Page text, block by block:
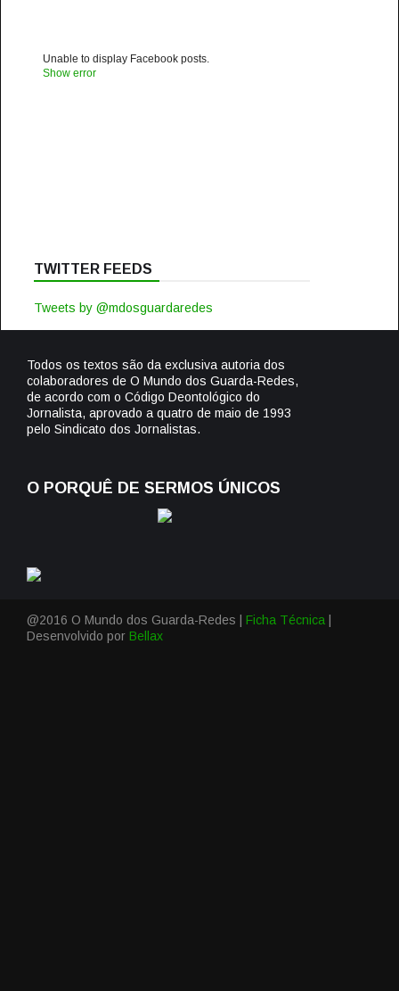
Unable to display Facebook posts.
Show error
TWITTER FEEDS
Tweets by @mdosguardaredes
Todos os textos são da exclusiva autoria dos
colaboradores de O Mundo dos Guarda-Redes,
de acordo com o Código Deontológico do
Jornalista, aprovado a quatro de maio de 1993
pelo Sindicato dos Jornalistas.
O PORQUÊ DE SERMOS ÚNICOS
@2016 O Mundo dos Guarda-Redes | Ficha Técnica
Desenvolvido por Bellax